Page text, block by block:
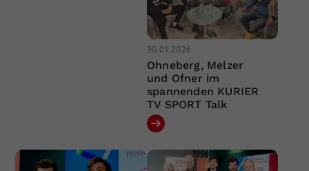
30.01.2026
Ohneberg, Melzer
und Ofner im
spannenden KURIER
TV SPORT Talk